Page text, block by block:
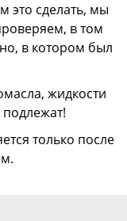
это сделать, мы
в том
в котором был
жидкости
только после